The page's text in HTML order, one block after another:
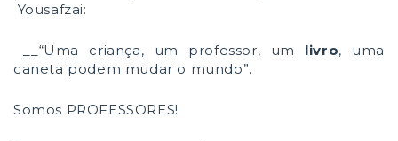
Yousafzai:
__“Uma criança, um professor, um livro, uma
caneta podem mudar o mundo”.
Somos PROFESSORES!